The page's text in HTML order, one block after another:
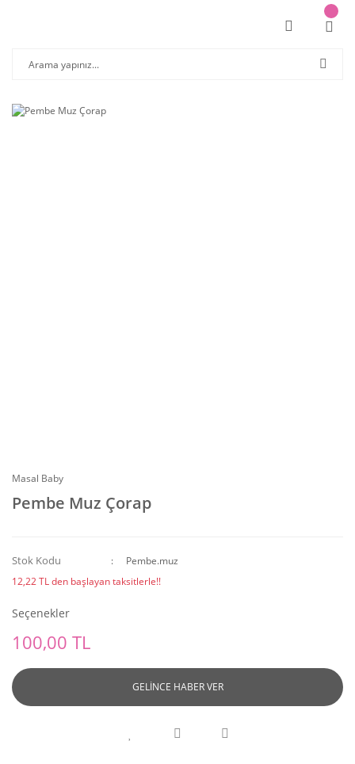
Masal Baby
Pembe Muz Çorap
Stok Kodu
Pembe.muz
12,22 TL den başlayan taksitlerle!!
Seçenekler
100,00 TL
GELİNCE HABER VER